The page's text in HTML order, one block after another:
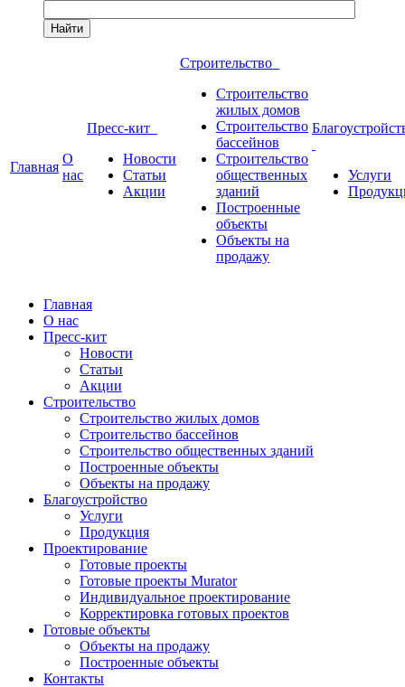
Найти
Главная
О
нас
Пресс-кит
Новости
Статьи
Акции
Строительство
Строительство
жилых домов
Строительство
бассейнов
Строительство
общественных
зданий
Построенные
объекты
Объекты на
продажу
Услуги
Главная
О нас
Пресс-кит
Новости
Статьи
Акции
Строительство
Строительство жилых домов
Строительство бассейнов
Строительство общественных зданий
Построенные объекты
Объекты на продажу
Благоустройство
Услуги
Продукция
Проектирование
Готовые проекты
Готовые проекты Murator
Индивидуальное проектирование
Корректировка готовых проектов
Готовые объекты
Объекты на продажу
Построенные объекты
Контакты